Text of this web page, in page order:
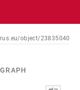
object/23835040